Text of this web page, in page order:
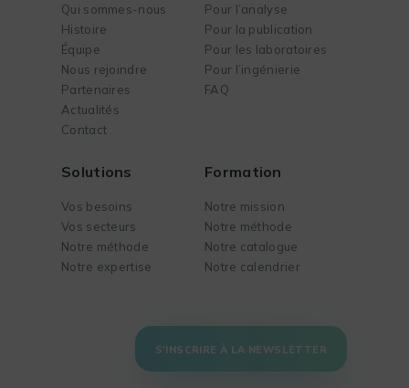
Qui sommes-nous
Histoire
Équipe
Nous rejoindre
Partenaires
Actualités
Contact
Pour l’analyse
Pour la publication
Pour les laboratoires
Pour l’ingénierie
FAQ
Solutions
Vos besoins
Vos secteurs
Notre méthode
Notre expertise
Formation
Notre mission
Notre méthode
Notre catalogue
Notre calendrier
S'INSCRIRE À LA NEWSLETTER